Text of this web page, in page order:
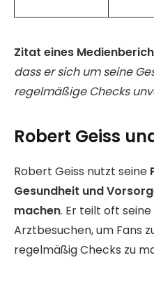
Zitat eines
dass er sich um seine
regelmäßige Checks
Robert Geiss
Robert Geiss nutzt seine
Gesundheit und
machen. Er teilt oft
Arztbesuchen, um Fans
regelmäßig Checks zu